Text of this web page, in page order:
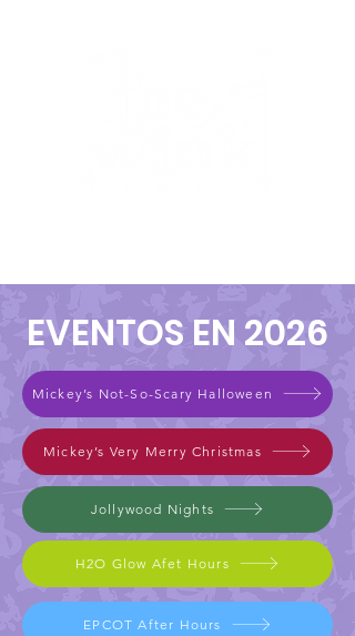
EVENTOS EN 2026
Mickey’s Not-So-Scary Halloween
Mickey’s Very Merry Christmas
Jollywood Nights
H2O Glow Afet Hours
EPCOT After Hours